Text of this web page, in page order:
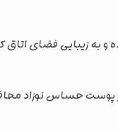
و به زیبایی فضای
حساس نوزاد